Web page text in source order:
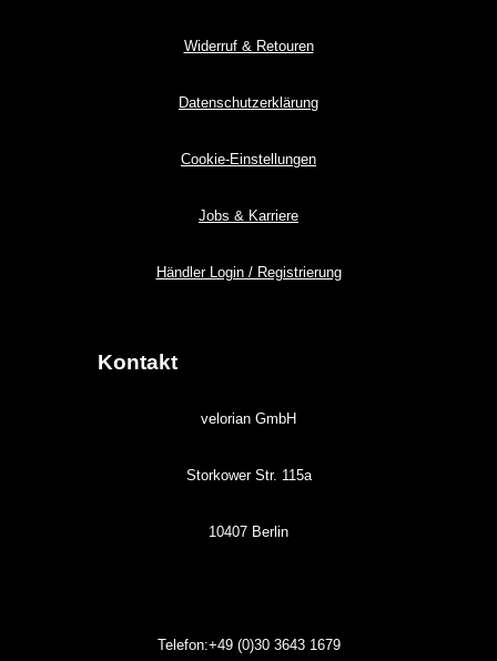
Widerruf & Retouren
Datenschutzerklärung
Cookie-Einstellungen
Jobs & Karriere
Händler Login / Registrierung
Kontakt
velorian GmbH
Storkower Str. 115a
10407 Berlin
Telefon:+49 (0)3036431679